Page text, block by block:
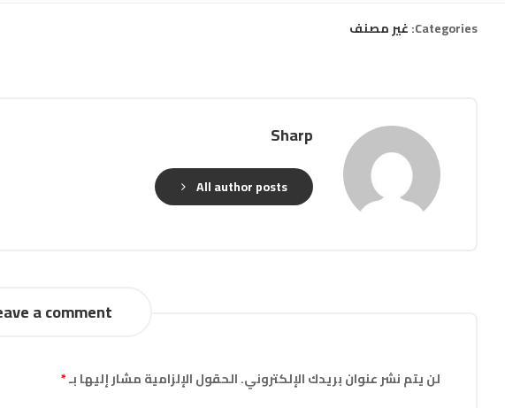
Categories: غير مصنف
Sharp
All author posts
a comment
لن يتم نشر عنوان بريدك الإلكتروني.الحقول الإلزامية مشار إليها بـ*